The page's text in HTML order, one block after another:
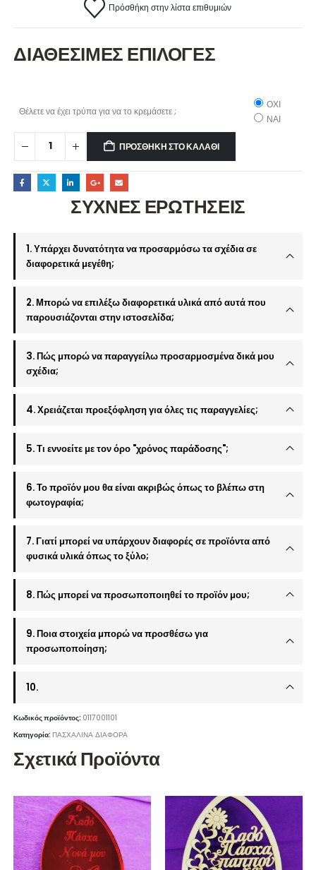
Πρόσθήκη στην λίστα επιθυμιών
ΔΙΑΘΕΣΙΜΕΣ ΕΠΙΛΟΓΕΣ
Θέλετε να έχει τρύπα για να το κρεμάσετε ;
ΟΧΙ
ΝΑΙ
ΠΡΟΣΘΉΚΗ ΣΤΟ ΚΑΛΆΘΙ
ΣΥΧΝΕΣ ΕΡΩΤΗΣΕΙΣ
1. Υπάρχει δυνατότητα να προσαρμόσω τα σχέδια σε
διαφορετικά μεγέθη;
2. Μπορώ να επιλέξω διαφορετικά υλικά από αυτά που
παρουσιάζονται στην ιστοσελίδα;
3. Πώς μπορώ να παραγγείλω προσαρμοσμένα δικά μου
σχέδια;
4. Χρειάζεται προεξόφληση για όλες τις παραγγελίες;
5. Τι εννοείτε με τον όρο "χρόνος παράδοσης";
6. Το προϊόν μου θα είναι ακριβώς όπως το βλέπω στη
φωτογραφία;
7. Γιατί μπορεί να υπάρχουν διαφορές σε προϊόντα από
φυσικά υλικά όπως το ξύλο;
8. Πώς μπορεί να προσωποποιηθεί το προϊόν μου;
9. Ποια στοιχεία μπορώ να προσθέσω για
προσωποποίηση;
10.
Κωδικός προϊόντος: 0117001101
Κατηγορία:ΠΑΣΧΑΛΙΝΑ ΔΙΑΦΟΡΑ
Σχετικά Προϊόντα